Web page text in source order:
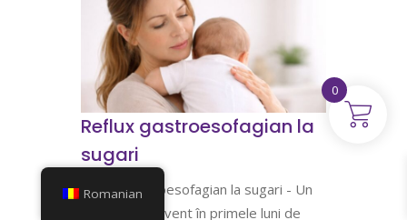
Reflux gastroesofagian la
sugari
Reflux gastroesofagian la sugari - Un
fenomen frecvent în primele luni de
Romanian
0